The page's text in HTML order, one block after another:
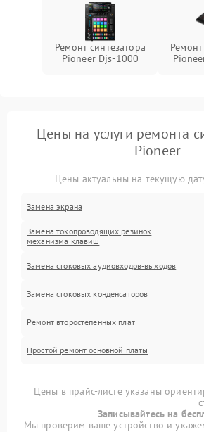
Ремонт синтезатора
Pioneer Djs-1000
Цены на услуги ремонта
Pioneer
Цены актуальны на текущую
Замена экрана
Замена токопроводящих резинок
механизма клавиш
Замена стоковых аудиовходов-выходов
Замена стоковых конденсаторов
Ремонт второстепенных плат
Простой ремонт основной платы
Цены в прайс-листе указаны
Записывайтесь на
Мы проверим ваше устройство и